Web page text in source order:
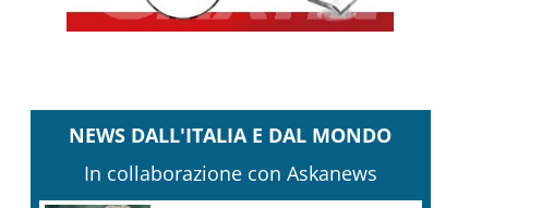
NEWS DALL'ITALIA E DAL MONDO
In collaborazione con Askanews